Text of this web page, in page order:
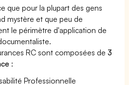
que pour la plupart des gens
mystère et que peu de
le périmètre d'application de
RC sont composées de3
:
Professionnelle